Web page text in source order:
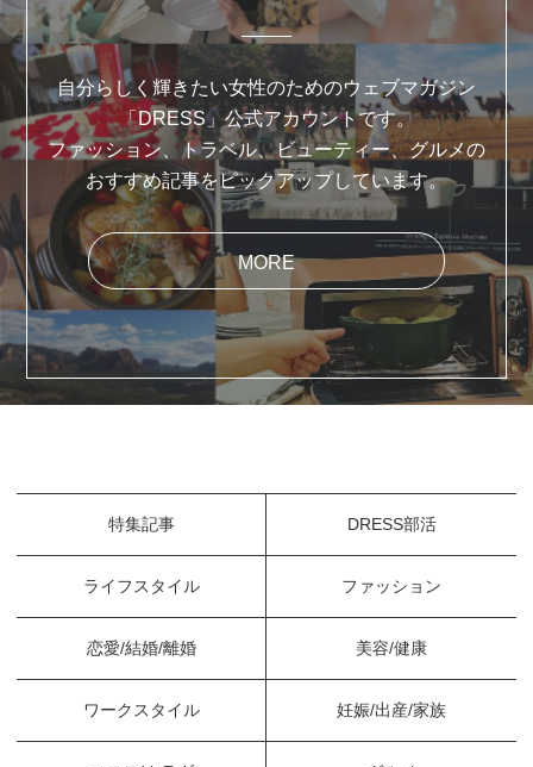
自分らしく輝きたい女性のためのウェブマガジン
「DRESS」公式アカウントです。
ファッション、トラベル、ビューティー、グルメの
おすすめ記事をピックアップしています。
MORE
特集記事 DRESS部活
ライフスタイル ファッション
恋愛/結婚/離婚 美容/健康
ワークスタイル 妊娠/出産/家族